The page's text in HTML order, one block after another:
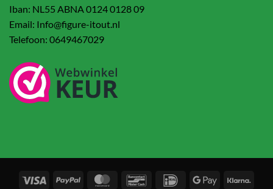
Iban: NL55 ABNA 0124 0128 09
Email: Info@figure-itout.nl
Telefoon: 0649467029
Visa PayPal MasterCardBancontactIDeal
Google